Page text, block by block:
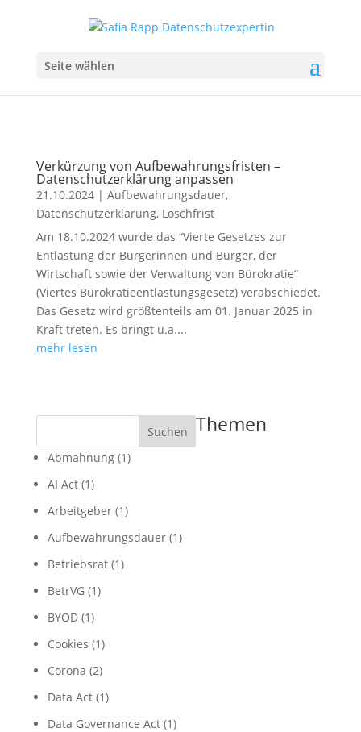
Seite wählen
Verkürzung von Aufbewahrungsfristen –
Datenschutzerklärung anpassen
21.10.2024| Aufbewahrungsdauer,
Datenschutzerklärung, Löschfrist
Am 18.10.2024 wurde das “Vierte Gesetzes zur
Entlastung der Bürgerinnen und Bürger, der
Wirtschaft sowie der Verwaltung von Bürokratie“
(Viertes Bürokratieentlastungsgesetz) verabschiedet.
Das Gesetz wird größtenteils am 01. Januar 2025 in
Kraft treten. Es bringt u.a....
mehr lesen
Suchen Themen
Abmahnung(1)
AI Act(1)
Arbeitgeber(1)
Aufbewahrungsdauer(1)
Betriebsrat(1)
BetrVG(1)
BYOD(1)
Cookies (1)
Corona (2)
Data Act(1)
Data Governance Act(1)